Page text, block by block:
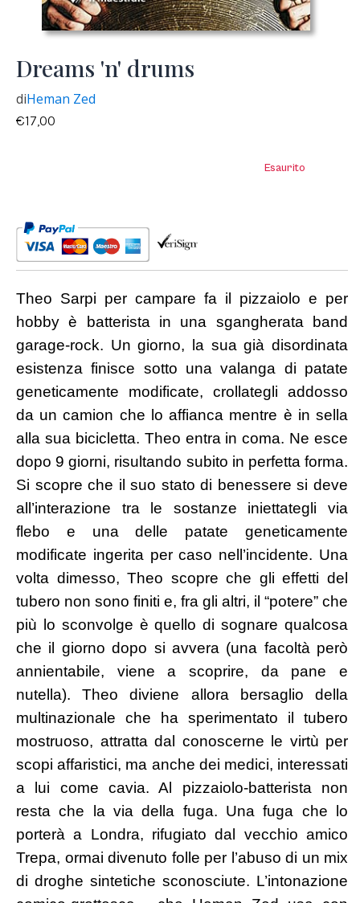
Dreams 'n' drums
diHeman Zed
€17,00
Esaurito
Theo Sarpi per campare fa il pizzaiolo e per
hobby è batterista in una sgangherata band
garage-rock. Un giorno, la sua già disordinata
esistenza finisce sotto una valanga di patate
geneticamente modificate, crollategli addosso
da un camion che lo affianca mentre è in sella
alla sua bicicletta. Theo entra in coma. Ne esce
dopo 9 giorni, risultando subito in perfetta forma.
Si scopre che il suo stato di benessere si deve
all’interazione tra le sostanze iniettategli via
flebo e una delle patate geneticamente
modificate ingerita per caso nell’incidente. Una
volta dimesso, Theo scopre che gli effetti del
tubero non sono finiti e, fra gli altri, il “potere” che
più lo sconvolge è quello di sognare qualcosa
che il giorno dopo si avvera (una facoltà però
annientabile, viene a scoprire, da pane e
nutella). Theo diviene allora bersaglio della
multinazionale che ha sperimentato il tubero
mostruoso, attratta dal conoscerne le virtù per
scopi affaristici, ma anche dei medici, interessati
a lui come cavia. Al pizzaiolo-batterista non
resta che la via della fuga. Una fuga che lo
porterà a Londra, rifugiato dal vecchio amico
Trepa, ormai divenuto folle per l’abuso di un mix
di droghe sintetiche sconosciute. L’intonazione